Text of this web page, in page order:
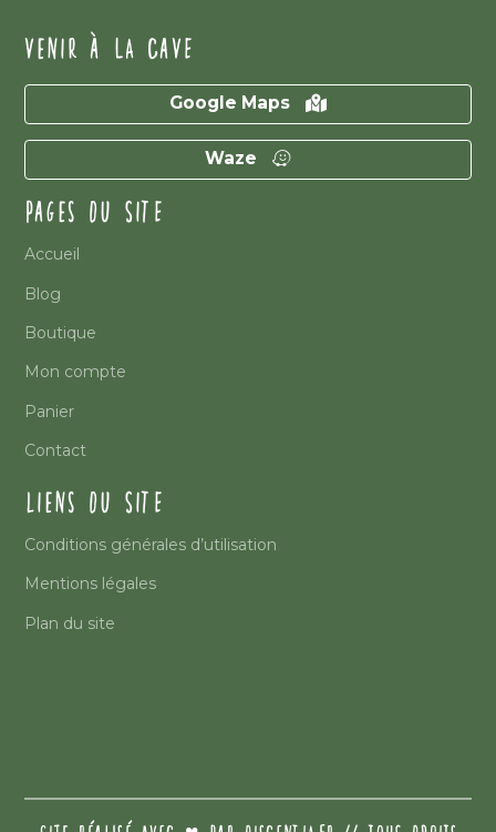
VENIR À LA CAVE
Google Maps
Waze
PAGES DU SITE
Accueil
Blog
Boutique
Mon compte
Panier
Contact
LIENS DU SITE
Conditions générales d’utilisation
Mentions légales
Plan du site